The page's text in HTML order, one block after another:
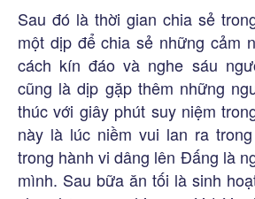
Sau đó là thời gian chia sẻ
một dịp để chia sẻ những cảm
cách kín đáo và nghe sáu
cũng là dịp gặp thêm những
thúc với giây phút suy niệm
này là lúc niềm vui lan ra
trong hành vi dâng lên Đấng là
mình. Sau bữa ăn tối là sinh